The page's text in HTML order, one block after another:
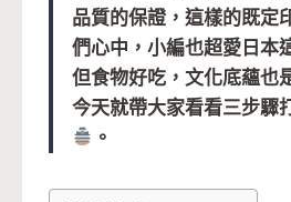
品質的保證，這樣的既定
們心中，小編也超愛日本
但食物好吃，文化底蘊也
今天就帶大家看看三步驟
。